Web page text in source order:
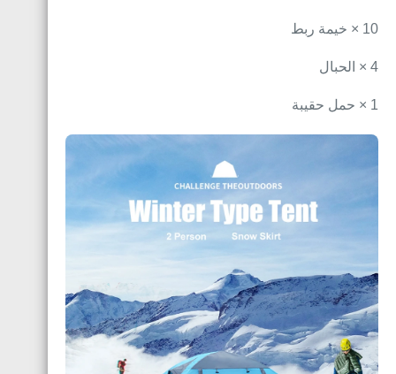
10 × خيمة ربط
4 × الحبال
1 × حمل حقيبة